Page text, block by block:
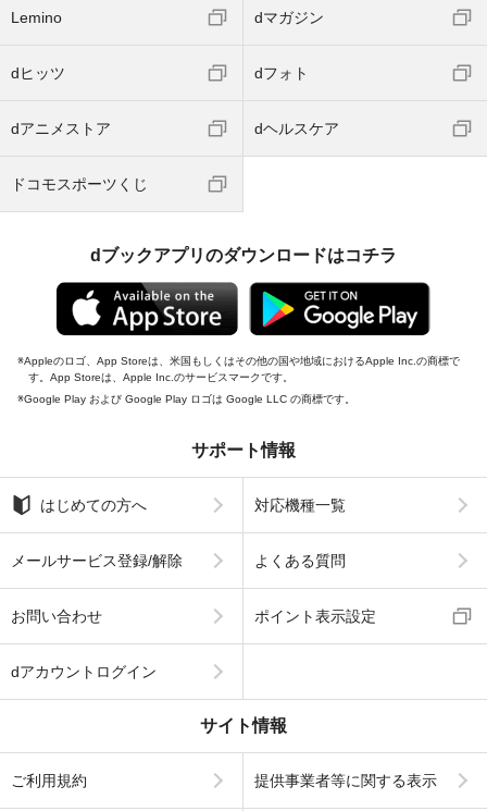
Lemino dマガジン
dヒッツ dフォト
dアニメストア dヘルスケア
ドコモスポーツくじ
dブックアプリのダウンロードはコチラ
Appleのロゴ、App Storeは、米国もしくはその他の国や地域におけるApple Inc.の商標で
す。App Storeは、Apple Inc.のサービスマークです。
Google Play および Google Play ロゴは Google LLC の商標です。
サポート情報
はじめての方へ 対応機種一覧
メールサービス登録/解除 よくある質問
お問い合わせ ポイント表示設定
dアカウントログイン
サイト情報
ご利用規約 提供事業者等に関する表示